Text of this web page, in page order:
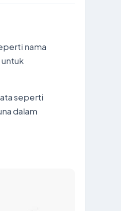
nama
seperti
dalam